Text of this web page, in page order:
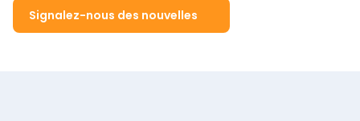
Signalez-nous des nouvelles